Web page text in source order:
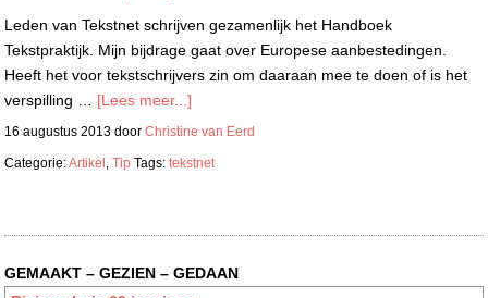
Leden van Tekstnet schrijven gezamenlijk het Handboek
Tekstpraktijk. Mijn bijdrage gaat over Europese aanbestedingen.
Heeft het voor tekstschrijvers zin om daaraan mee te doen of is het
verspilling … [Lees meer...]
16 augustus 2013 doorChristine van Eerd
Categorie:Artikel ,Tip Tags:tekstnet
GEMAAKT – GEZIEN – GEDAAN